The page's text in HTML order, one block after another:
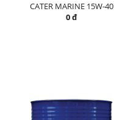
CATER MARINE 15W-40
0 đ